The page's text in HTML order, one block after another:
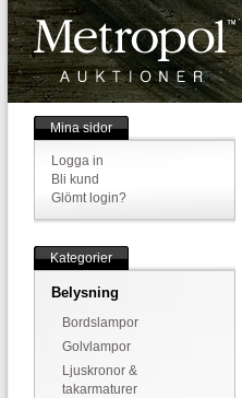
Mina sidor
Logga in
Bli kund
Glömt login?
Kategorier
Belysning
Bordslampor
Golvlampor
Ljuskronor &
takarmaturer